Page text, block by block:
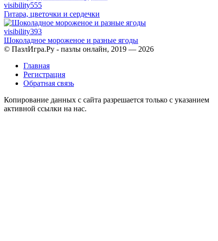
visibility555
Гитара, цветочки и сердечки
visibility393
Шоколадное мороженое и разные ягоды
© ПазлИгра.Ру - пазлы онлайн, 2019 — 2026
Главная
Регистрация
Обратная связь
Копирование данных с сайта разрешается только с указанием
активной ссылки на нас.